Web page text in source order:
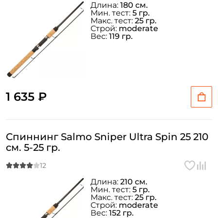
1 635 ₽
Длина: 180 см.
Мин. тест: 5 гр.
Макс. тест: 25 гр.
Строй: moderate
Вес: 119 гр.
Спиннинг Salmo Sniper Ultra Spin 25 210
см. 5-25 гр.
Длина: 210 см.
Мин. тест: 5 гр.
Макс. тест: 25 гр.
Строй: moderate
Вес: 152 гр.